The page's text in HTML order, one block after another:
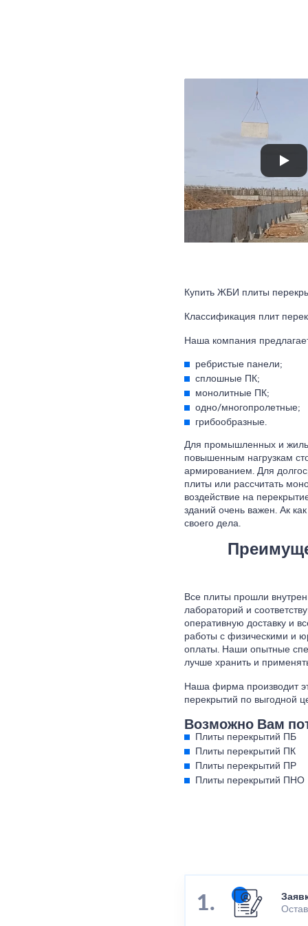
Купить ЖБИ плиты
Классификация плит
Наша компания
ребристые панели;
сплошные ПК;
монолитные ПК;
одно/многопролетные;
грибообразные.
Для промышленных и
повышенным нагрузкам
армированием. Для
плиты или рассчитать
воздействие на
зданий очень важен. Ак
своего дела.
Все плиты прошли
лабораторий и
оперативную доставку и
работы с физическими и
оплаты. Наши опытные
лучше хранить и
Наша фирма производит
перекрытий по выгодной
Возможно Вам
Плиты перекрытий ПБ
Плиты перекрытий ПК
Плиты перекрытий ПР
Плиты перекрытий ПНО